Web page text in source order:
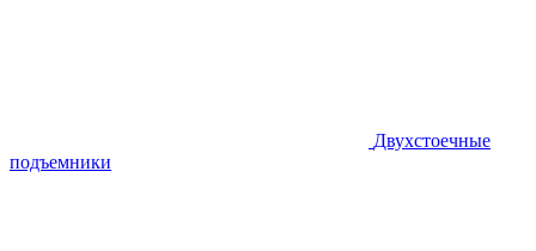
Двухстоечные
подъемники